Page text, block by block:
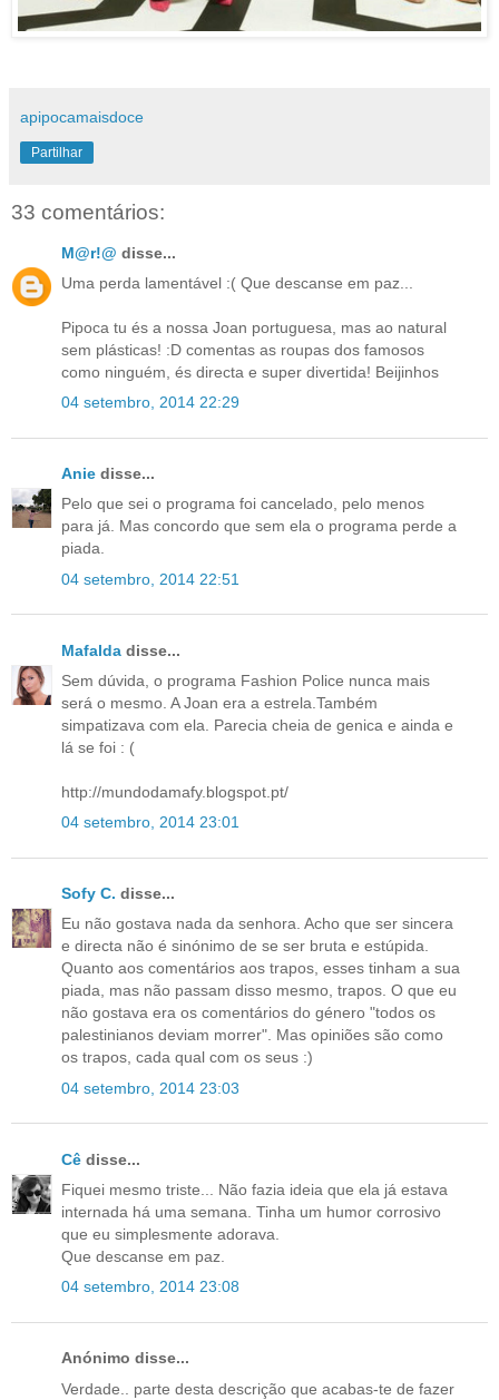
apipocamaisdoce
Partilhar
33 comentários:
M@r!@ disse...
Uma perda lamentável :( Que descanse em paz...
Pipoca tu és a nossa Joan portuguesa, mas ao natural
sem plásticas! :D comentas as roupas dos famosos
como ninguém, és directa e super divertida! Beijinhos
04 setembro, 2014 22:29
Anie disse...
Pelo que sei o programa foi cancelado, pelo menos
para já. Mas concordo que sem ela o programa perde a
piada.
04 setembro, 2014 22:51
Mafalda disse...
Sem dúvida, o programa Fashion Police nunca mais
será o mesmo. A Joan era a estrela.Também
simpatizava com ela. Parecia cheia de genica e ainda e
lá se foi : (
http://mundodamafy.blogspot.pt/
04 setembro, 2014 23:01
Sofy C. disse...
Eu não gostava nada da senhora. Acho que ser sincera
e directa não é sinónimo de se ser bruta e estúpida.
Quanto aos comentários aos trapos, esses tinham a sua
piada, mas não passam disso mesmo, trapos. O que eu
não gostava era os comentários do género "todos os
palestinianos deviam morrer". Mas opiniões são como
os trapos, cada qual com os seus :)
04 setembro, 2014 23:03
Cê disse...
Fiquei mesmo triste... Não fazia ideia que ela já estava
internada há uma semana. Tinha um humor corrosivo
que eu simplesmente adorava.
Que descanse em paz.
04 setembro, 2014 23:08
Anónimo disse...
Verdade.. parte desta descrição que acabas-te de fazer